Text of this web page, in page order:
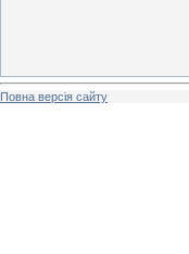
Повна версія сайту